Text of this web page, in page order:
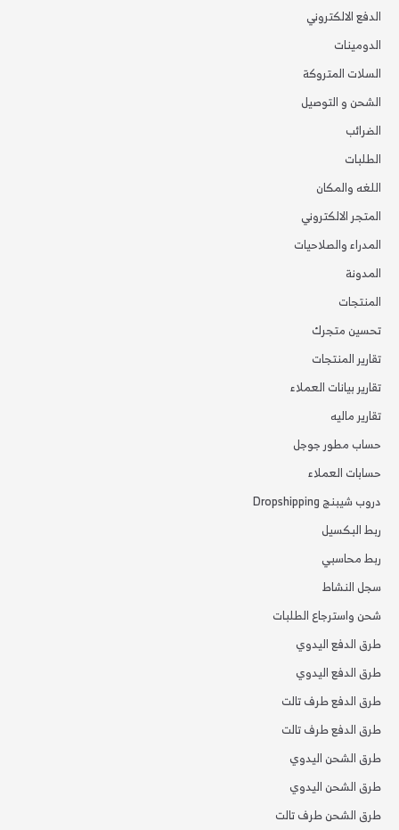
الدفع الالكتروني
الدومينات
السلات المتروكة
الشحن و التوصيل
الضرائب
الطلبات
اللغه والمكان
المتجر الالكتروني
المدراء والصلاحيات
المدونة
المنتجات
تحسين متجرك
تقارير المنتجات
تقارير بيانات العملاء
تقارير ماليه
حساب مطور جوجل
حسابات العملاء
دروب شيبنج Dropshipping
ربط البكسيل
ربط محاسبي
سجل النشاط
شحن واسترجاع الطلبات
طرق الدفع اليدوي
طرق الدفع اليدوي
طرق الدفع طرف تالت
طرق الدفع طرف تالت
طرق الشحن اليدوي
طرق الشحن اليدوي
طرق الشحن طرف تالت